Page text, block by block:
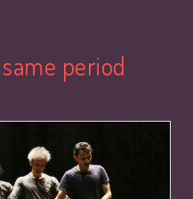
period